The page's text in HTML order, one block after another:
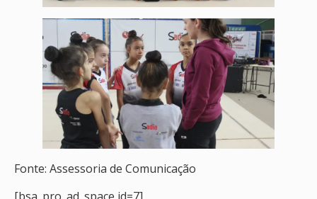
Fonte: Assessoria de Comunicação